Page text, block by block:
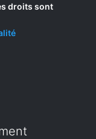
droits sont